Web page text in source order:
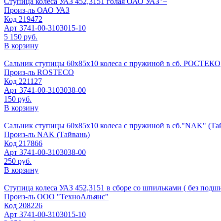
Произ-ль ОАО УАЗ
Код 219472
Арт 3741-00-3103015-10
5 150 руб.
В корзину
Сальник ступицы 60х85х10 колеса с пружиной в сб. РОСТЕКО
Произ-ль ROSTECO
Код 221127
Арт 3741-00-3103038-00
150 руб.
В корзину
Сальник ступицы 60х85х10 колеса с пружиной в сб."NAK"
Произ-ль NAK (Тайвань)
Код 217866
Арт 3741-00-3103038-00
250 руб.
В корзину
Ступица колеса УАЗ 452,3151 в сборе со шпильками ( без
Произ-ль ООО "ТехноАльянс"
Код 208226
Арт 3741-00-3103015-10